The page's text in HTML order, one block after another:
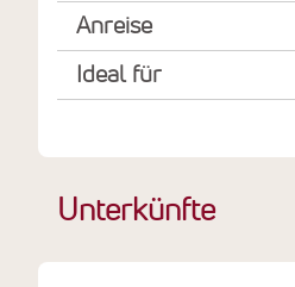
Anreise
Ideal für
Unterkünfte